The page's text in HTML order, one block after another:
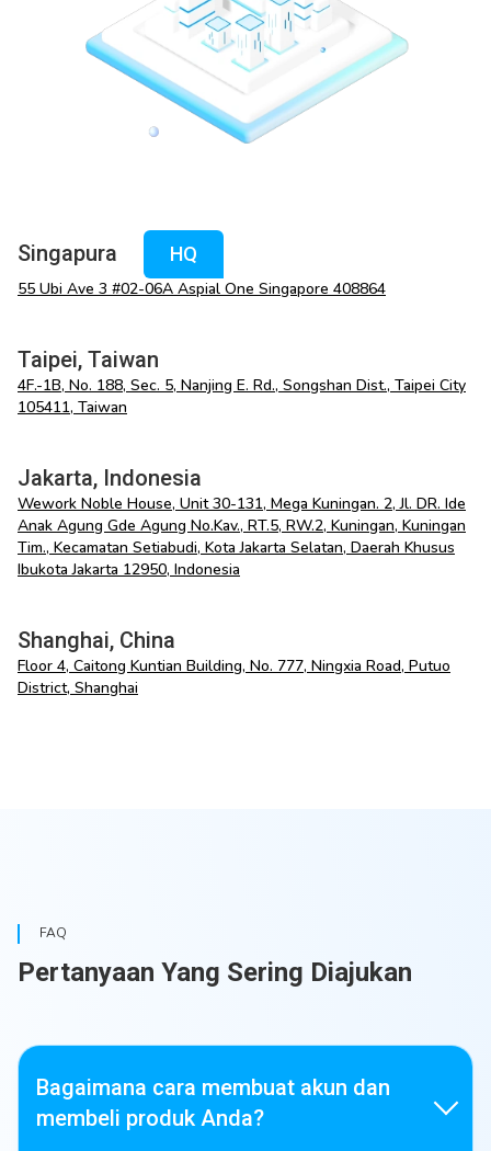
Singapura HQ
55 Ubi Ave 3 #02-06A Aspial One Singapore 408864
Taipei, Taiwan
4F.-1B, No. 188, Sec. 5, Nanjing E. Rd., Songshan Dist., Taipei City
105411, Taiwan
Jakarta, Indonesia
Wework Noble House, Unit 30-131, Mega Kuningan. 2, Jl. DR. Ide
Anak Agung Gde Agung No.Kav., RT.5, RW.2, Kuningan, Kuningan
Tim., Kecamatan Setiabudi, Kota Jakarta Selatan, Daerah Khusus
Ibukota Jakarta 12950, Indonesia
Shanghai, China
Floor 4, Caitong Kuntian Building, No. 777, Ningxia Road, Putuo
District, Shanghai
FAQ
Pertanyaan Yang Sering Diajukan
Bagaimana cara membuat akun dan
membeli produk Anda?